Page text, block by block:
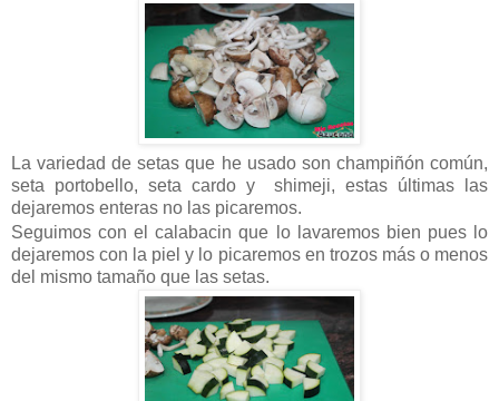
La variedad de setas que he usado son champiñón común,
seta portobello, seta cardo y shimeji, estas últimas las
dejaremos enteras no las picaremos.
Seguimos con el calabacin que lo lavaremos bien pues lo
dejaremos con la piel y lo picaremos en trozos más o menos
del mismo tamaño que las setas.